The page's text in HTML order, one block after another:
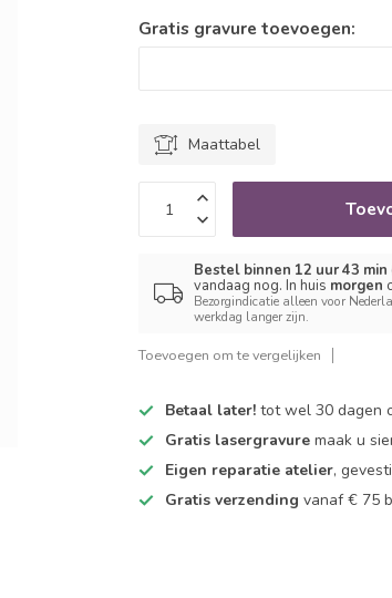
Gratis gravure toevoegen:
Maattabel
Bestel binnen 12 uur 43 min
vandaag nog. In huis morgen
Bezorgindicatie alleen voor
werkdag langer zijn.
Toevoegen om te vergelijken
Betaal later! tot wel 30 dagen
Gratis lasergravure maak u
Eigen reparatie atelier,
Gratis verzending vanaf € 75